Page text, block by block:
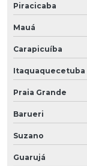
Piracicaba
Mauá
Carapicuíba
Itaquaquecetuba
Praia Grande
Barueri
Suzano
Guarujá